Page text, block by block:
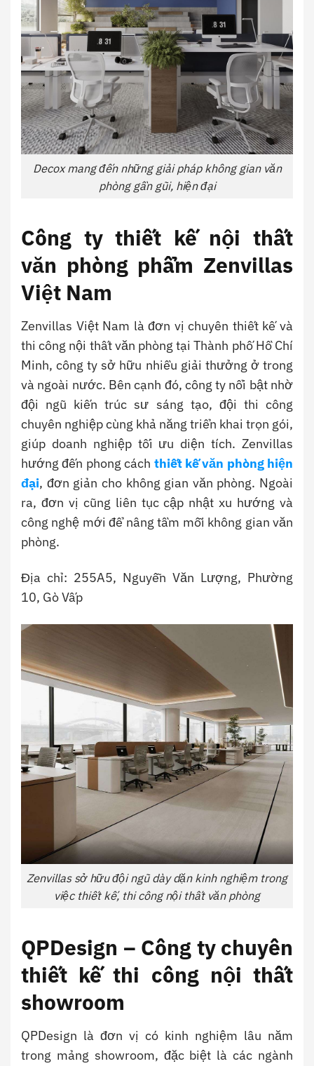
Decox mang đến những giải pháp không gian văn
phòng gần gũi, hiện đại
Công ty thiết kế nội thất
văn phòng phẩm Zenvillas
Việt Nam
Zenvillas Việt Nam là đơn vị chuyên thiết kế và
thi công nội thất văn phòng tại Thành phố Hồ Chí
Minh, công ty sở hữu nhiều giải thưởng ở trong
và ngoài nước. Bên cạnh đó, công ty nổi bật nhờ
đội ngũ kiến trúc sư sáng tạo, đội thi công
chuyên nghiệp cùng khả năng triển khai trọn gói,
giúp doanh nghiệp tối ưu diện tích. Zenvillas
hướng đến phong cách thiết kế văn phòng hiện
đại, đơn giản cho không gian văn phòng. Ngoài
ra, đơn vị cũng liên tục cập nhật xu hướng và
công nghệ mới để nâng tầm mỗi không gian văn
phòng.
Địa chỉ: 255A5, Nguyễn Văn Lượng, Phường
10, Gò Vấp
Zenvillas sở hữu đội ngũ dày dặn kinh nghiệm trong
việc thiết kế, thi công nội thất văn phòng
QPDesign – Công ty chuyên
thiết kế thi công nội thất
showroom
QPDesign là đơn vị có kinh nghiệm lâu năm
trong mảng showroom, đặc biệt là các ngành